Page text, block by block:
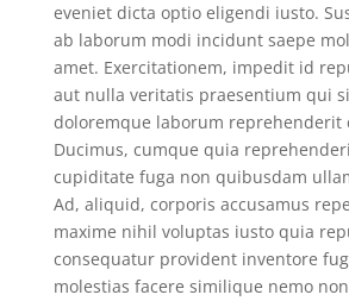
eveniet dicta optio eligendi iusto.
ab laborum modi incidunt saepe
amet. Exercitationem, impedit id
aut nulla veritatis praesentium qui
doloremque laborum reprehenderit
Ducimus, cumque quia
cupiditate fuga non quibusdam
Ad, aliquid, corporis accusamus
maxime nihil voluptas iusto quia
consequatur provident inventore
molestias facere similique nemo